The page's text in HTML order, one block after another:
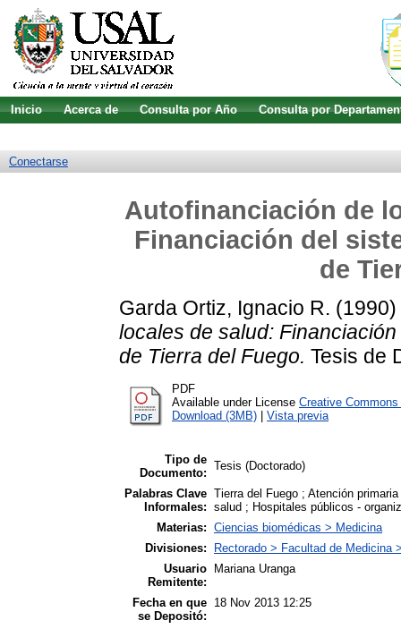
Inicio Acerca de Consulta por Año
Consulta por
Conectarse
Autofinanciación de
Financiación del
de
Garda Ortiz, Ignacio R. (1990)
locales de salud:
de Tierra del Fuego. Tesis de
PDF
Available under License Creative
Download (3MB)
Vista previa
Tipo de
Documento:
Tesis (Doctorado)
Palabras Clave
Informales:
Tierra del Fuego ; Atención
salud ; Hospitales públicos -
Materias: Ciencias biomédicas > Medicina
Divisiones:
Rectorado > Facultad de Medicina
Usuario
Remitente:
Mariana Uranga
Fecha en que
se Depositó:
18 Nov 2013 12:25